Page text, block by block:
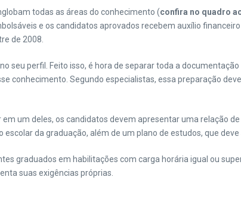
todas as áreas do conhecimento (confira no quadro
e os candidatos aprovados recebem auxílio
de 2008.
seu perfil. Feito isso, é hora de separar toda a
conhecimento. Segundo especialistas, essa preparação
um deles, os candidatos devem apresentar uma relação
da graduação, além de um plano de estudos, que
graduados em habilitações com carga horária igual ou
suas exigências próprias.